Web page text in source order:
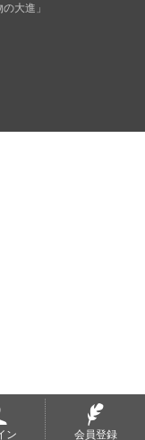
ン 会員登録
大進」